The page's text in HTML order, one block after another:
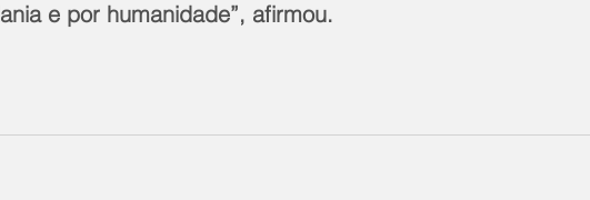
e por humanidade”, afirmou.